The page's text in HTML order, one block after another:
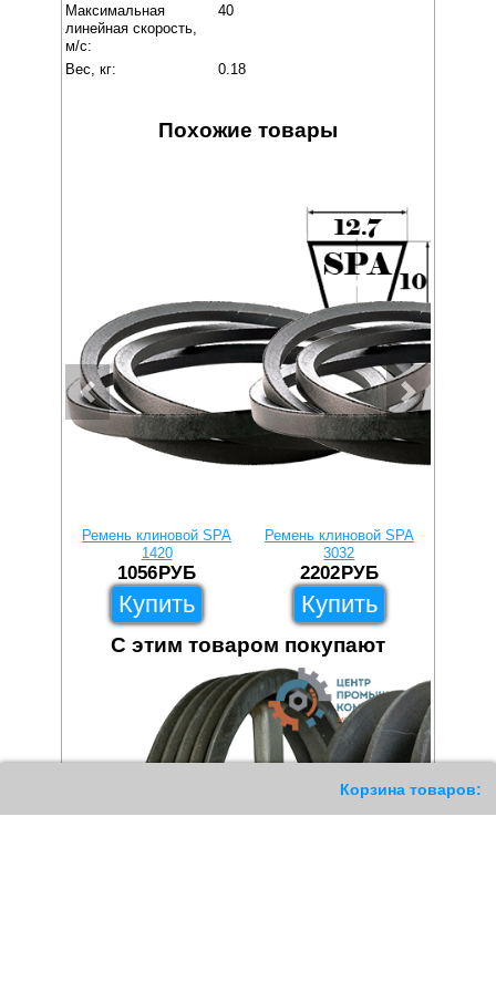
Корзина товаров:
Максимальная
линейная скорость,
м/с:
40
Вес, кг: 0.18
Похожие товары
Ремень клиновой SPA
1420
1056РУБ
Купить
Ремень клиновой SPA
3032
2202РУБ
Купить
С этим товаром покупают